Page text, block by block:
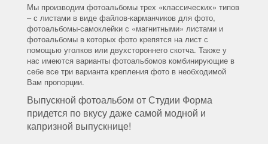
Мы производим фотоальбомы трех «классических» типов
– с листами в виде файлов-карманчиков для фото,
фотоальбомы-самоклейки с «магнитными» листами и
фотоальбомы в которых фото крепятся на лист с
помощью уголков или двухстороннего скотча. Также у
нас имеются варианты фотоальбомов комбинирующие в
себе все три варианта крепления фото в необходимой
Вам пропорции.
Выпускной фотоальбом от Студии Форма
придется по вкусу даже самой модной и
капризной выпускнице!